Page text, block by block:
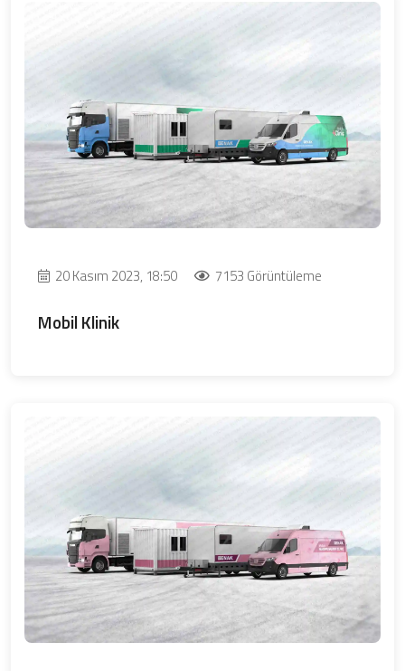
20 Kasım 2023, 18:50 7153 Görüntüleme
Mobil Klinik